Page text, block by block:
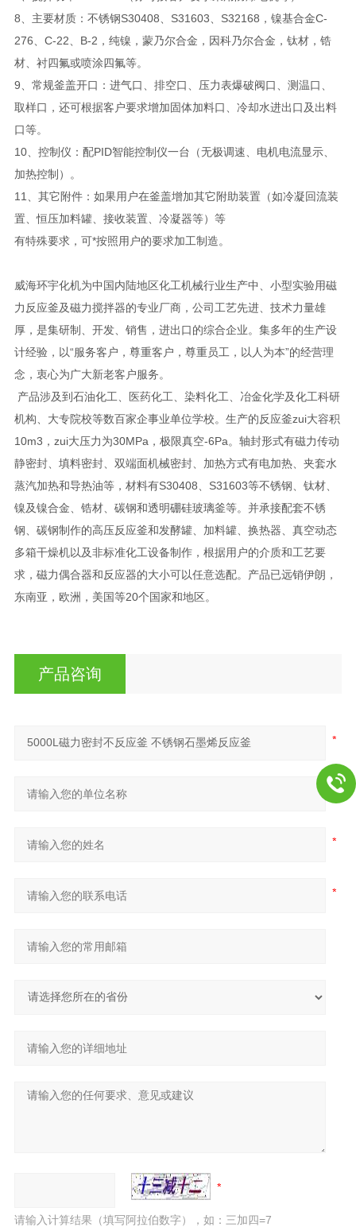
8、主要材质：不锈钢S30408、S31603、S32168，镍基合金C-
276、C-22、B-2，纯镍，蒙乃尔合金，因科乃尔合金，钛材，锆
材、衬四氟或喷涂四氟等。
9、常规釜盖开口：进气口、排空口、压力表爆破阀口、测温口、
取样口，还可根据客户要求增加固体加料口、冷却水进出口及出料
口等。
10、控制仪：配PID智能控制仪一台（无极调速、电机电流显示、
加热控制）。
11、其它附件：如果用户在釜盖增加其它附助装置（如冷凝回流装
置、恒压加料罐、接收装置、冷凝器等）等
有特殊要求，可*按照用户的要求加工制造。
威海环宇化机为中国内陆地区化工机械行业生产中、小型实验用磁
力反应釜及磁力搅拌器的专业厂商，公司工艺先进、技术力量雄
厚，是集研制、开发、销售，进出口的综合企业。集多年的生产设
计经验，以“服务客户，尊重客户，尊重员工，以人为本”的经营理
念，衷心为广大新老客户服务。
产品涉及到石油化工、医药化工、染料化工、冶金化学及化工科研
机构、大专院校等数百家企事业单位学校。生产的反应釜zui大容积
10m3，zui大压力为30MPa，极限真空-6Pa。轴封形式有磁力传动
静密封、填料密封、双端面机械密封、加热方式有电加热、夹套水
蒸汽加热和导热油等，材料有S30408、S31603等不锈钢、钛材、
镍及镍合金、锆材、碳钢和透明硼硅玻璃釜等。并承接配套不锈
钢、碳钢制作的高压反应釜和发酵罐、加料罐、换热器、真空动态
多箱干燥机以及非标准化工设备制作，根据用户的介质和工艺要
求，磁力偶合器和反应器的大小可以任意选配。产品已远销伊朗，
东南亚，欧洲，美国等20个国家和地区。
产品咨询
请输入计算结果（填写阿拉伯数字），如：三加四=7